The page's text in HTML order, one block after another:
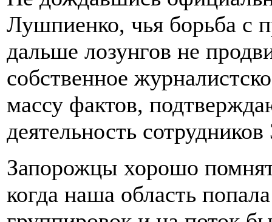
Лушпиенко, чья борьба с
дальше лозунгов не
собственное
массу фактов,
деятельность
Запорожцы хорошо
когда наша область